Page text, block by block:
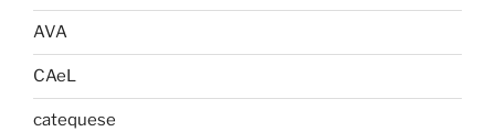
AVA
CAeL
catequese